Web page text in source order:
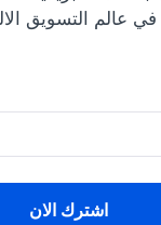
عالم التسويق
اشترك الان